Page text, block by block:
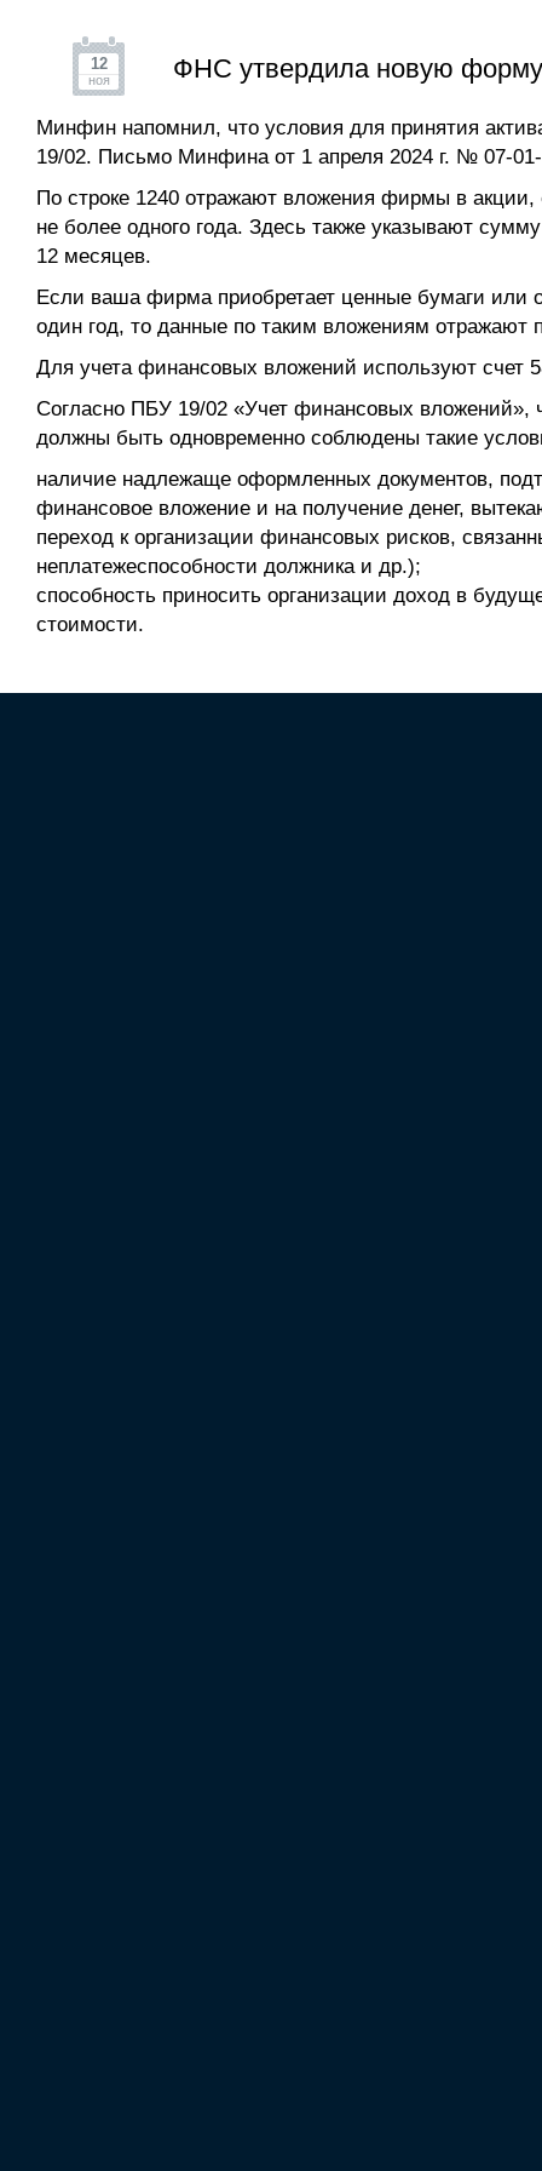
12
ноя ФНС утвердила новую форму
Минфин напомнил, что условия для принятия
19/02. Письмо Минфина от 1 апреля 2024 г. № 07-
По строке 1240 отражают вложения фирмы в
не более одного года. Здесь также указывают
12 месяцев.
Если ваша фирма приобретает ценные бумаги
один год, то данные по таким вложениям отражают
Для учета финансовых вложений используют счет
Согласно ПБУ 19/02 «Учет финансовых вложений»,
должны быть одновременно соблюдены такие
наличие надлежаще оформленных документов,
финансовое вложение и на получение денег,
переход к организации финансовых рисков,
неплатежеспособности должника и др.);
способность приносить организации доход в
стоимости.